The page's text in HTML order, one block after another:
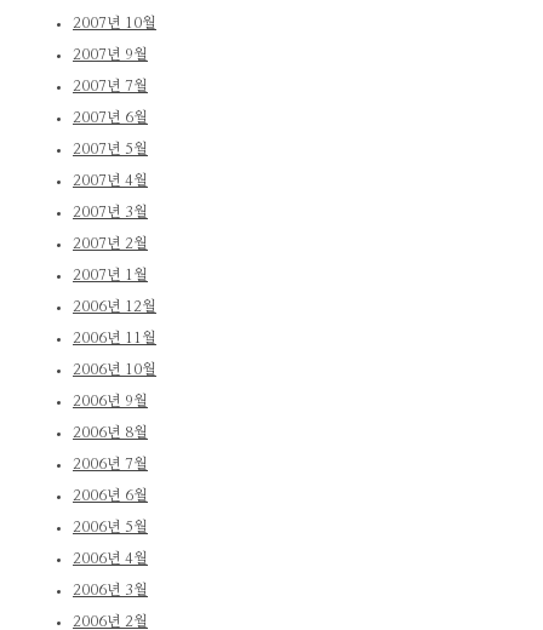
2007년 10월
2007년 9월
2007년 7월
2007년 6월
2007년 5월
2007년 4월
2007년 3월
2007년 2월
2007년 1월
2006년 12월
2006년 11월
2006년 10월
2006년 9월
2006년 8월
2006년 7월
2006년 6월
2006년 5월
2006년 4월
2006년 3월
2006년 2월